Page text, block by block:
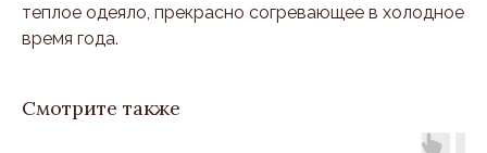
теплое одеяло, прекрасно согревающее в холодное
время года.
Смотрите также